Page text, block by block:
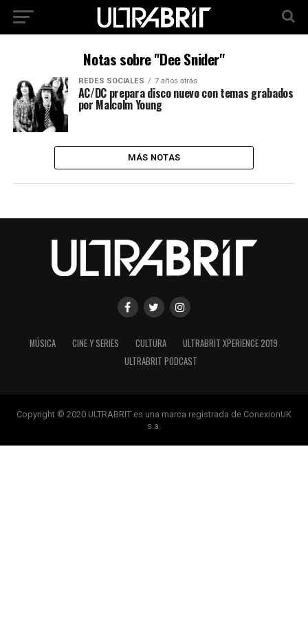
Notas sobre "Dee Snider"
REDES SOCIALES 7 años atrás
AC/DC prepara disco nuevo con temas grabados
por Malcolm Young
MÁS NOTAS
MÚSICA CINE Y SERIES CULTURA
ULTRABRIT XPERIENCE 2019
ULTRABRIT PODCAST
Copyright © 2020 ULTRABRIT es una marca registrada de ConexionUK
s.a.